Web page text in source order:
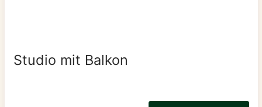
Studio mit Balkon